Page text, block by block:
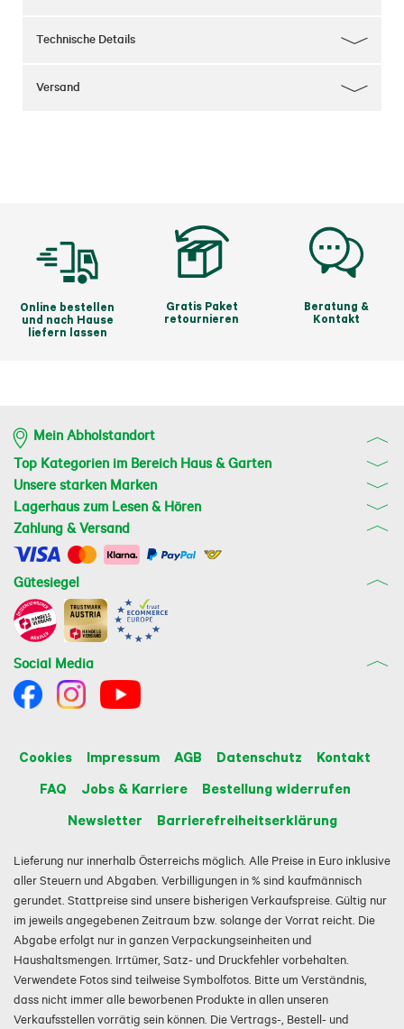
Technische Details
Versand
Online bestellen
und nach Hause
liefern lassen
Gratis Paket
retournieren
Beratung &
Kontakt
Mein Abholstandort
Top Kategorien im Bereich Haus & Garten
Unsere starken Marken
Lagerhaus zum Lesen & Hören
Zahlung & Versand
Gütesiegel
Social Media
Cookies Impressum AGB Datenschutz
Kontakt
FAQ
Jobs & Karriere
Bestellung widerrufen
Newsletter
Barrierefreiheitserklärung
Lieferung nur innerhalb Österreichs möglich. Alle Preise in Euro inklusive
aller Steuern und Abgaben. Verbilligungen in % sind kaufmännisch
gerundet. Stattpreise sind unsere bisherigen Verkaufspreise. Gültig nur
im jeweils angegebenen Zeitraum bzw. solange der Vorrat reicht. Die
Abgabe erfolgt nur in ganzen Verpackungseinheiten und
Haushaltsmengen. Irrtümer, Satz- und Druckfehler vorbehalten.
Verwendete Fotos sind teilweise Symbolfotos. Bitte um Verständnis,
dass nicht immer alle beworbenen Produkte in allen unseren
Verkaufsstellen vorrätig sein können. Die Vertrags-, Bestell- und